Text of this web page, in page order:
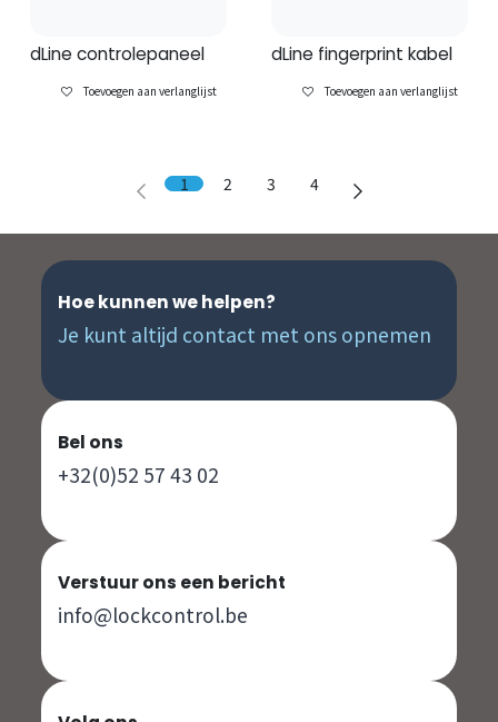
dLine controlepaneel
Toevoegen aan verlanglijst
dLine fingerprint kabel
Toevoegen aan verlanglijst
1 2 3 4
Hoe kunnen we helpen?
Je kunt altijd contact met ons opnemen
Bel ons
+32(0)52 57 43 02
Verstuur ons een bericht
info@lockcontrol.be